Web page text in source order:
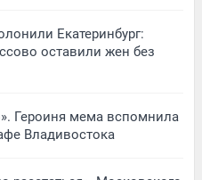
Екатеринбург:
оставили жен без
Героиня мема вспомнила
Владивостока